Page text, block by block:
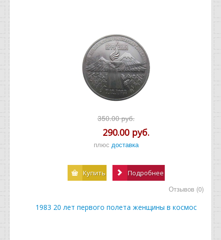
350.00 руб.
290.00 руб.
плюс доставка
Купить Подробнее
Отзывов (0)
1983 20 лет первого полета женщины в космос